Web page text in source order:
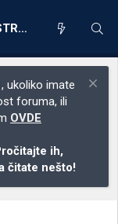
REGISTRACIJA
ukoliko imate
foruma, ili
OVDE
ih,
čitate nešto!